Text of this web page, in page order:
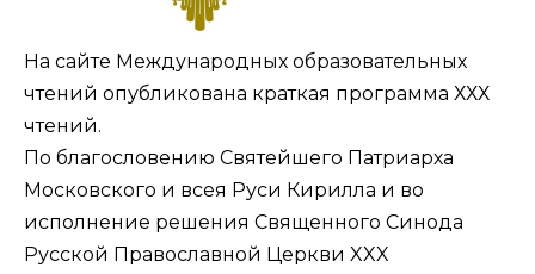
На сайте Международных образовательных
чтений опубликована краткая программа ХХХ
чтений.
По благословению Святейшего Патриарха
Московского и всея Руси Кирилла и во
исполнение решения Священного Синода
Русской Православной Церкви XXX